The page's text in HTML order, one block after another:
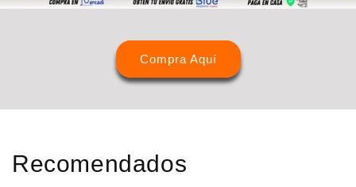
Compra Aquí
Recomendados